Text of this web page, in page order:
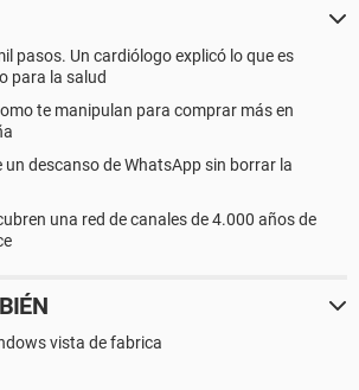
pasos. Un cardiólogo explicó lo que es
para la salud
te manipulan para comprar más en
descanso de WhatsApp sin borrar la
una red de canales de 4.000 años de
vista de fabrica